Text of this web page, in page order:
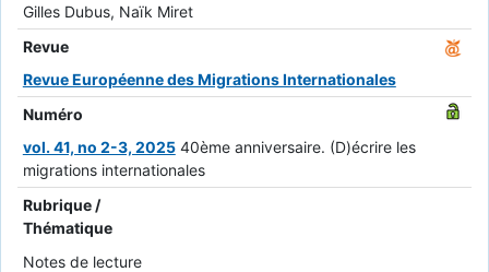
Gilles Dubus, Naïk Miret
Revue
Revue Européenne des Migrations Internationales
Numéro
vol. 41, no 2-3, 2025 40ème anniversaire. (D)écrire les
migrations internationales
Rubrique /
Thématique
Notes de lecture